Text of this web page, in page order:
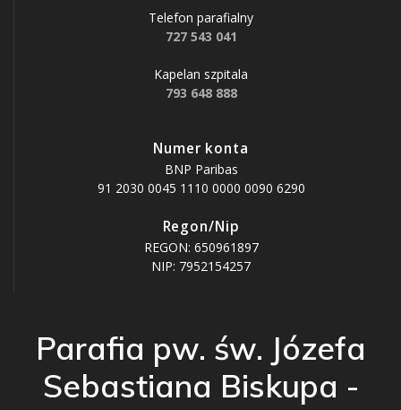
Telefon parafialny
727 543 041
Kapelan szpitala
793 648 888
Numer konta
BNP Paribas
91 2030 0045 1110 0000 0090 6290
Regon/Nip
REGON: 650961897
NIP: 7952154257
Parafia pw. św. Józefa
Sebastiana Biskupa -